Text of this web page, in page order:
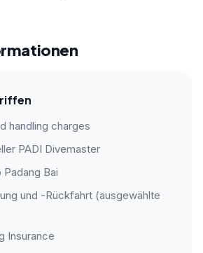
handling charges
PADI Divemaster
Bai
und -Rückfahrt (ausgewählte
Insurance